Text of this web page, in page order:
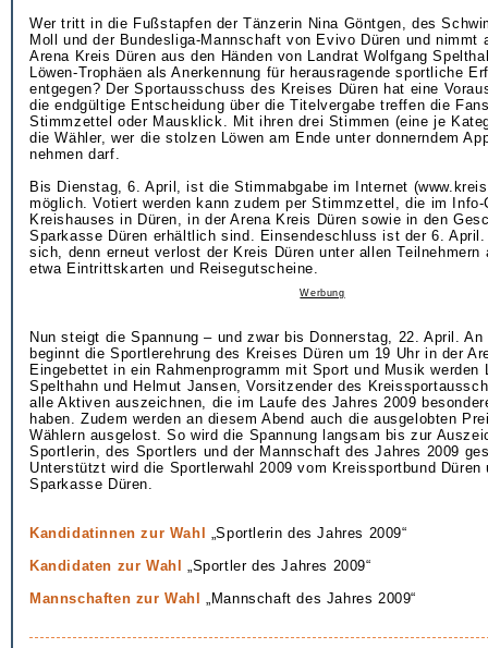
Wer tritt in die Fußstapfen der Tänzerin Nina Göntgen, des
Moll und der Bundesliga-Mannschaft von Evivo Düren und nimmt
Arena Kreis Düren aus den Händen von Landrat Wolfgang
Löwen-Trophäen als Anerkennung für herausragende sportliche
entgegen? Der Sportausschuss des Kreises Düren hat eine
die endgültige Entscheidung über die Titelvergabe treffen die
Stimmzettel oder Mausklick. Mit ihren drei Stimmen (eine je
die Wähler, wer die stolzen Löwen am Ende unter donnerndem
nehmen darf.
Bis Dienstag, 6. April, ist die Stimmabgabe im Internet
möglich. Votiert werden kann zudem per Stimmzettel, die im Info-
Kreishauses in Düren, in der Arena Kreis Düren sowie in den
Sparkasse Düren erhältlich sind. Einsendeschluss ist der 6.
sich, denn erneut verlost der Kreis Düren unter allen
etwa Eintrittskarten und Reisegutscheine.
Werbung
Nun steigt die Spannung – und zwar bis Donnerstag, 22. April. An
beginnt die Sportlerehrung des Kreises Düren um 19 Uhr in der
Eingebettet in ein Rahmenprogramm mit Sport und Musik werden
Spelthahn und Helmut Jansen, Vorsitzender des
alle Aktiven auszeichnen, die im Laufe des Jahres 2009
haben. Zudem werden an diesem Abend auch die ausgelobten
Wählern ausgelost. So wird die Spannung langsam bis zur
Sportlerin, des Sportlers und der Mannschaft des Jahres 2009
Unterstützt wird die Sportlerwahl 2009 vom Kreissportbund Düren
Sparkasse Düren.
Kandidatinnen zur Wahl
„Sportlerin des Jahres 2009“
Kandidaten zur Wahl
„Sportler des Jahres 2009“
Mannschaften zur Wahl
„Mannschaft des Jahres 2009“